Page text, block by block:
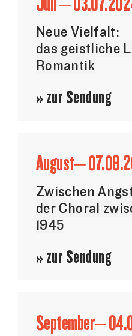
Neue Vielfalt:
das geistliche
Romantik
» zur Sendung
August–
Zwischen
der Choral
1945
» zur Sendung
September–